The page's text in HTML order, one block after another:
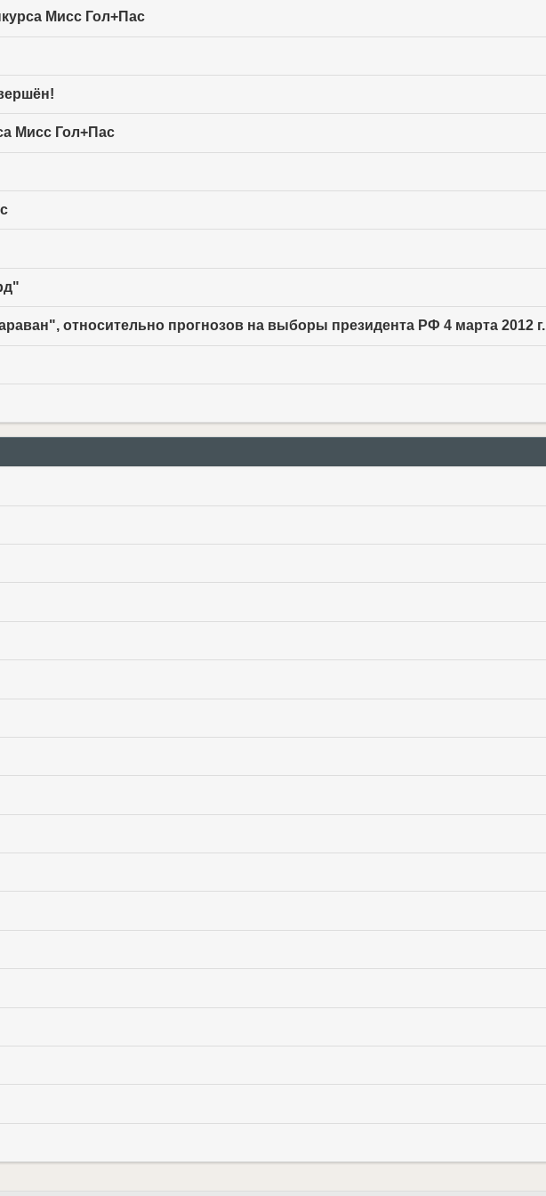
Мисс Гол+Пас
Мисс Гол+Пас
относительно прогнозов на выборы президента РФ 4 марта 2012 г.